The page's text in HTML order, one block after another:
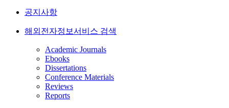
공지사항
해외전자정보서비스 검색
Academic Journals
Ebooks
Dissertations
Conference Materials
Reviews
Reports